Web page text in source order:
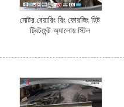
মোটর বেয়ারিং রিং ফোরজিং হিট
ট্রিটমেন্ট অ্যালোয় স্টিল